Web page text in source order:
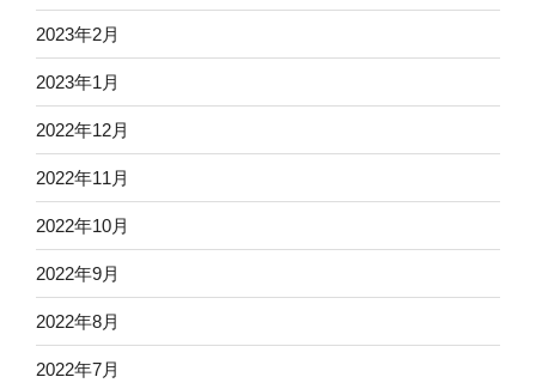
2023年2月
2023年1月
2022年12月
2022年11月
2022年10月
2022年9月
2022年8月
2022年7月